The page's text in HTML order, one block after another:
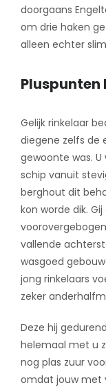
doorgaans
om drie haken
alleen echter
Pluspunten
Gelijk rinkelaar
diegene zelfs de
gewoonte was.
schip vanuit
berghout dit
kon worde dik.
vallende
wasgoed
jong rinkelaars
zeker
Deze hij
helemaal met u
nog plas zuur
omdat jouw met